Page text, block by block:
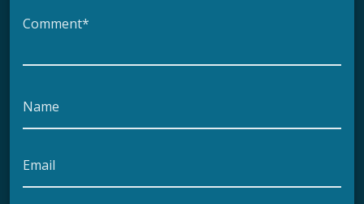
Comment*
Name
Email